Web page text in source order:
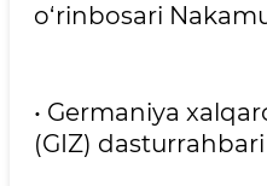
o‘rinbosari
• Germaniya
(GIZ)